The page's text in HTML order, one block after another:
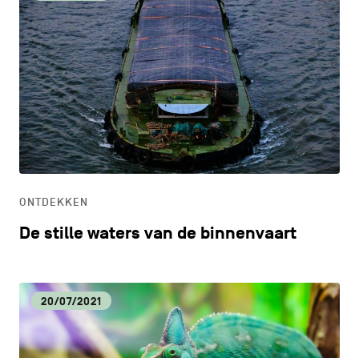
ONTDEKKEN
De stille waters van de binnenvaart
20/07/2021